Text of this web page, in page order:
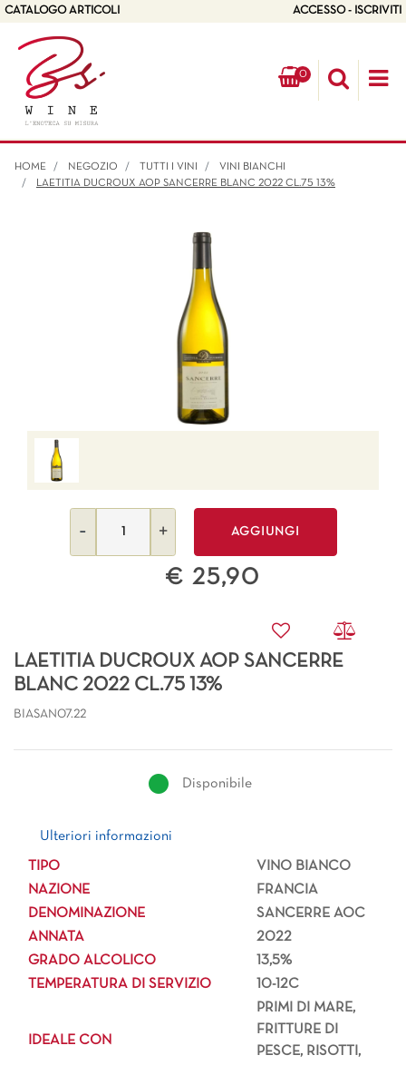
CATALOGO ARTICOLI ACCESSO - ISCRIVITI
0
HOME NEGOZIO TUTTI I VINI
VINI BIANCHI
LAETITIA DUCROUX AOP SANCERRE BLANC 2022 CL.75 13%
AGGIUNGI
€ 25,90
LAETITIA DUCROUX AOP SANCERRE
BLANC 2022 CL.75 13%
BIASAN07.22
Disponibile
Ulteriori informazioni
Ulteriori informazioni
TIPO
VINO BIANCO
NAZIONE
FRANCIA
DENOMINAZIONE
SANCERRE AOC
ANNATA
2022
GRADO ALCOLICO
13,5%
TEMPERATURA DI SERVIZIO
10-12C
IDEALE CON
PRIMI DI MARE,
FRITTURE DI
PESCE, RISOTTI,